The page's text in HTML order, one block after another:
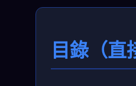
目錄（直